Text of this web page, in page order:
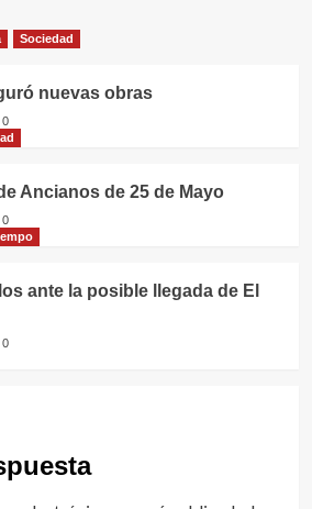
Sociedad
nuevas obras
0
Ancianos de 25 de Mayo
0
ante la posible llegada de El
0